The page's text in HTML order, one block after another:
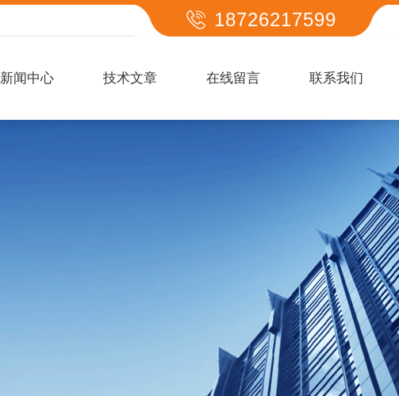
18726217599
新闻中心 技术文章 在线留言 联系我们